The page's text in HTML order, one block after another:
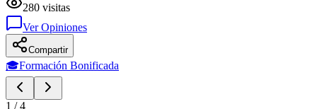
280 visitas
Ver Opiniones
Compartir
🎓Formación Bonificada
1 /4